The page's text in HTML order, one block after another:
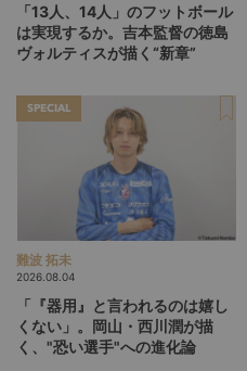
「13人、14人」のフットボール
は実現するか。吉本監督の徳島
ヴォルティスが描く“新章”
SPECIAL
難波 拓未
2026.08.04
「『器用』と言われるのは嬉し
くない」。岡山・西川潤が描
く、"恐い選手"への進化論